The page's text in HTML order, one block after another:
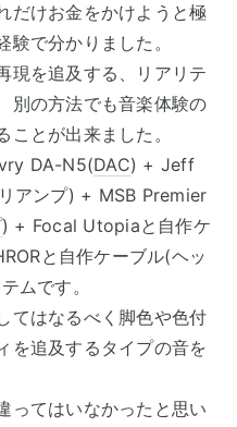
だけお金をかけようと極
で分かりました。
現を追及する、リアリテ
別の方法でも音楽体験の
とが出来ました。
DA-N5(DAC) + Jeff
アンプ) + MSB Premier
) + Focal Utopiaと自作ケ
と自作ケーブル(ヘッ
ムです。
てはなるべく脚色や色付
を追及するタイプの音を
ってはいなかったと思い